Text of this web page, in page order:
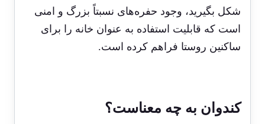
شکل بگیرید، وجود حفره‌های نسبتاً بزرگ و امنی
است که قابلیت استفاده به عنوان خانه را برای
ساکنین روستا فراهم کرده است.
کندوان به چه معناست؟